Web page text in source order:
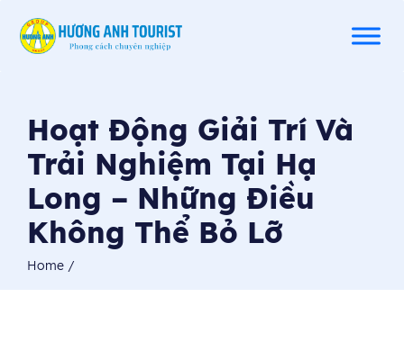
Hoạt Động Giải Trí Và
Trải Nghiệm Tại Hạ
Long – Những Điều
Không Thể Bỏ Lỡ
Home /